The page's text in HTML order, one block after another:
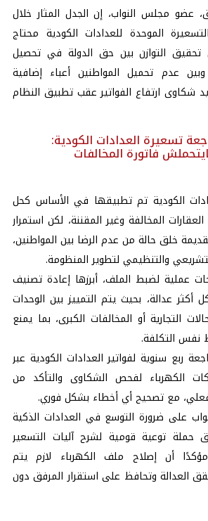
عضو مجلس النواب، إن الجدل المثار خلال
الموحدة للعدادات الكودية محتاج
التوازن بين حق الدولة في تحصيل
عدم تحميل المواطنين أعباء إضافية
شكاوى ارتفاع الفواتير عقب تطبيق النظام
تسعيرة العدادات الكودية:
فاتورة المخالفات
الكودية تم تطبيقها في الأساس كحل
المخالفة وغير المقننة، لكن استمرار
خلق حالة من عدم الرضا بين المواطنين،
والتنظيمي لتطوير المنظومة.
5 مقترحات عملية لضبط الملف، أبرزها إعادة تصنيف
أكثر عدالة، بحيث يتم التمييز بين الوحدات
التجارية أو المخالفات الكبرى، بما يمنع
نفس التكلفة.
ربع سنوية لفواتير العدادات الكودية عبر
الكهرباء لفحص الشكاوى والتأكد من
مع تصحيح أي أخطاء بشكل فوري.
على ضرورة التوسع في العدادات الذكية
حملة توعية قومية لشرح آليات التسعير
مؤكدًا أن إصلاح ملف الكهرباء لازم يتم
العدالة وتحافظ على استقرار المرفق دون